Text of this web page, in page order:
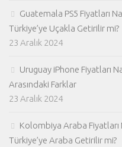
Guatemala PS5 Fiyatları
Türkiye’ye Uçakla Getirilir mi?
23 Aralık 2024
Uruguay iPhone Fiyatları
Arasındaki Farklar
23 Aralık 2024
Kolombiya Araba Fiyatları
Türkiye’ye Araba Getirilir mi?